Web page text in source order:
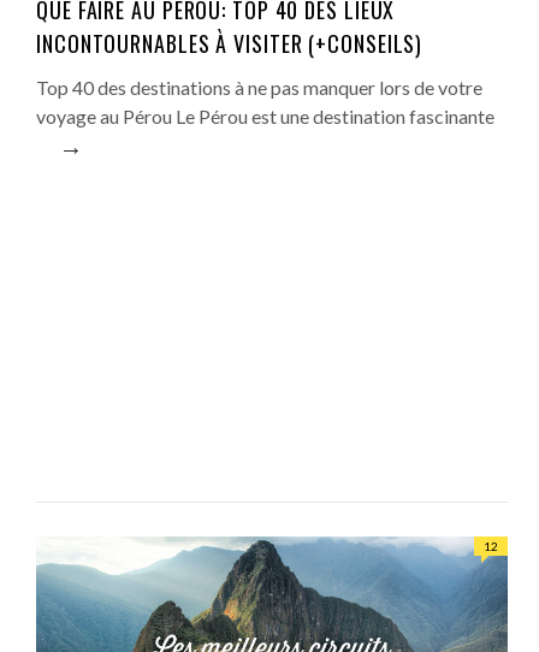
QUE FAIRE AU PÉROU: TOP 40 DES LIEUX
INCONTOURNABLES À VISITER (+CONSEILS)
Top 40 des destinations à ne pas manquer lors de votre
voyage au Pérou Le Pérou est une destination fascinante
→
12